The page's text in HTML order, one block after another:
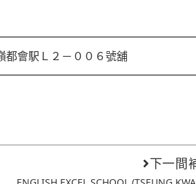
都會駅Ｌ２－００６號舖
下一間